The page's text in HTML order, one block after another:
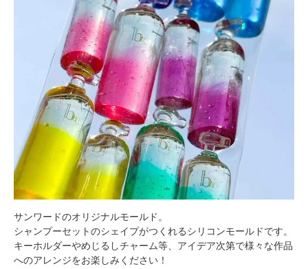
サンワードのオリジナルモールド。
シャンプーセットのシェイプがつくれるシリコンモールドです。
キーホルダーやめじるしチャーム等、アイデア次第で様々な作品
へのアレンジをお楽しみください！